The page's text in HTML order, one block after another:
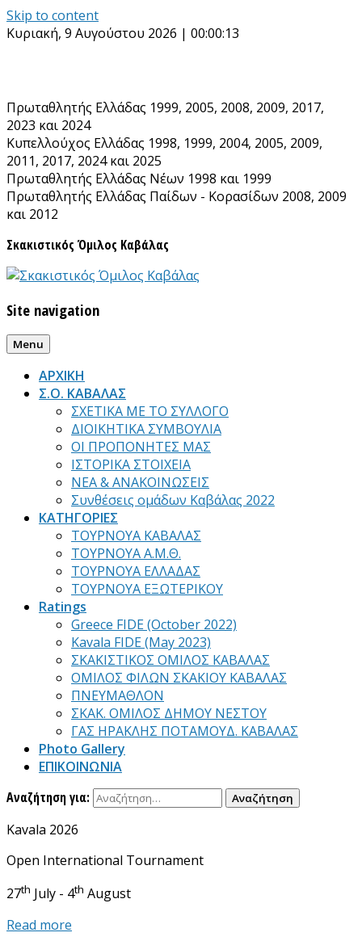
Skip to content
Κυριακή, 9 Αυγούστου 2026 | 00:00:14
Πρωταθλητής Ελλάδας 1999, 2005, 2008, 2009, 2017,
2023 και 2024
Κυπελλούχος Ελλάδας 1998, 1999, 2004, 2005, 2009,
2011, 2017, 2024 και 2025
Πρωταθλητής Ελλάδας Νέων 1998 και 1999
Πρωταθλητής Ελλάδας Παίδων - Κορασίδων 2008, 2009
και 2012
Σκακιστικός Όμιλος Καβάλας
Site navigation
Menu
ΑΡΧΙΚΗ
Σ.Ο. ΚΑΒΑΛΑΣ
ΣΧΕΤΙΚΑ ΜΕ ΤΟ ΣΥΛΛΟΓΟ
ΔΙΟΙΚΗΤΙΚΑ ΣΥΜΒΟΥΛΙΑ
ΟΙ ΠΡΟΠΟΝΗΤΕΣ ΜΑΣ
ΙΣΤΟΡΙΚΑ ΣΤΟΙΧΕΙΑ
ΝΕΑ & ΑΝΑΚΟΙΝΩΣΕΙΣ
Συνθέσεις ομάδων Καβάλας 2022
ΚΑΤΗΓΟΡΙΕΣ
ΤΟΥΡΝΟΥΑ ΚΑΒΑΛΑΣ
ΤΟΥΡΝΟΥΑ Α.Μ.Θ.
ΤΟΥΡΝΟΥΑ ΕΛΛΑΔΑΣ
ΤΟΥΡΝΟΥΑ ΕΞΩΤΕΡΙΚΟΥ
Ratings
Greece FIDE (October 2022)
Kavala FIDE (May 2023)
ΣΚΑΚΙΣΤΙΚΟΣ ΟΜΙΛΟΣ ΚΑΒΑΛΑΣ
ΟΜΙΛΟΣ ΦΙΛΩΝ ΣΚΑΚΙΟΥ ΚΑΒΑΛΑΣ
ΠΝΕΥΜΑΘΛΟΝ
ΣΚΑΚ. ΟΜΙΛΟΣ ΔΗΜΟΥ ΝΕΣΤΟΥ
ΓΑΣ ΗΡΑΚΛΗΣ ΠΟΤΑΜΟΥΔ. ΚΑΒΑΛΑΣ
Photo Gallery
ΕΠΙΚΟΙΝΩΝΙΑ
Αναζήτηση για:
Kavala 2026
Open International Tournament
27th July - 4th August
Read more